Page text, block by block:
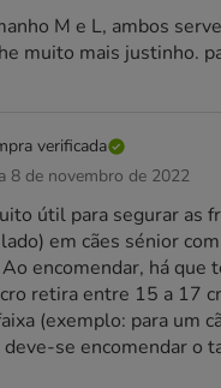
M e L, ambos
muito mais justinho.
verificada
8 de novembro de 2022
útil para segurar as
em cães sénior
encomendar, há que
retira entre 15 a 17
(exemplo: para um
se encomendar o